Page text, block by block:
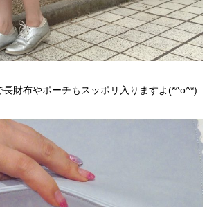
財布やポーチもスッポリ入りますよ(*^o^*)